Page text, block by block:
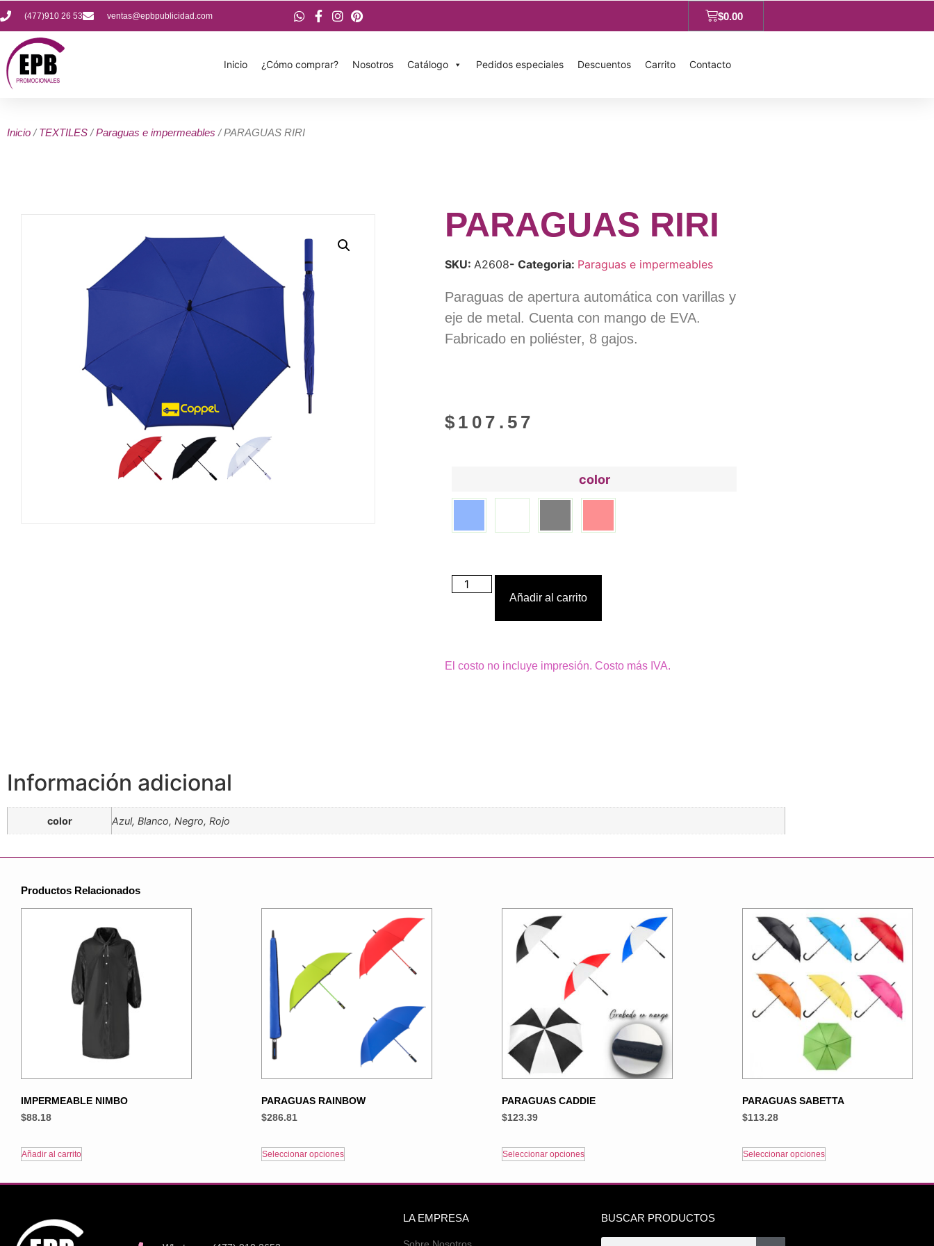
(477)910 26 53 ventas@epbpublicidad.com $0.00
Inicio ¿Cómo comprar? Nosotros Catálogo Pedidos especiales Descuentos Carrito Contacto
Inicio /TEXTILES /Paraguas e impermeables / PARAGUAS RIRI
PARAGUAS RIRI
SKU: A2608- Categoria: Paraguas e impermeables
Paraguas de apertura automática con varillas y
eje de metal. Cuenta con mango de EVA.
Fabricado en poliéster, 8 gajos.
$ 107.57
color
Añadir al carrito
El costo no incluye impresión. Costo más IVA.
Información adicional
color Azul, Blanco, Negro, Rojo
Productos Relacionados
IMPERMEABLE NIMBO
$88.18
Añadir al carrito
PARAGUAS RAINBOW
$286.81
Seleccionar opciones
PARAGUAS CADDIE
$123.39
Seleccionar opciones
PARAGUAS SABETTA
$113.28
Seleccionar opciones
LA EMPRESA BUSCAR PRODUCTOS